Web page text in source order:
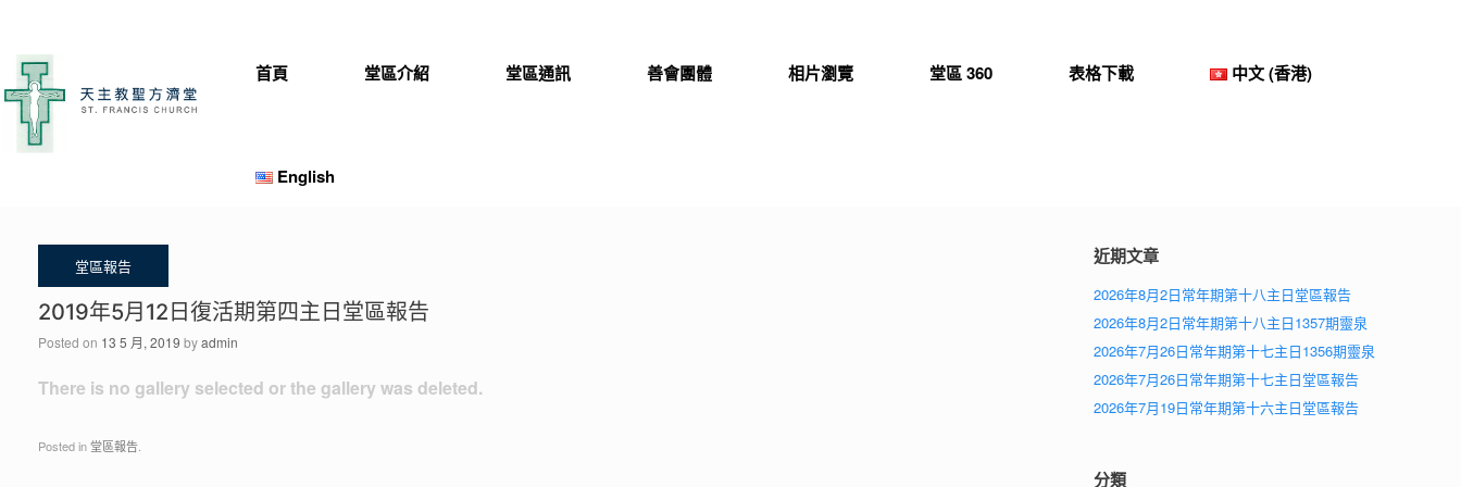
content
首頁 堂區介紹 堂區通訊 善會團體 相片瀏覽 堂區 360 表格下載 中文 (香港)
English
2019年5月12日復活期第四主日堂區報告
Posted on 13 5 月, 2019 byadmin
There is no gallery selected or the gallery was deleted.
Posted in堂區報告
近期文章
2026年8月2日常年期第十八主日堂區報告
2026年8月2日常年期第十八主日1357期靈泉
2026年7月26日常年期第十七主日1356期靈泉
2026年7月26日常年期第十七主日堂區報告
2026年7月19日常年期第十六主日堂區報告
分類